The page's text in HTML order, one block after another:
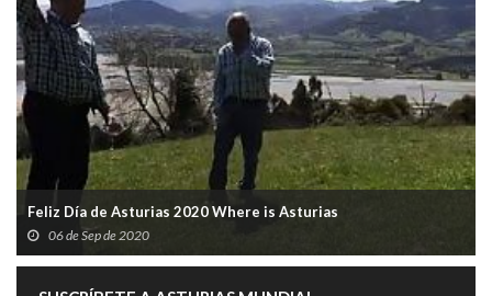
Feliz Día de Asturias 2020 Where is Asturias
06 de Sep de 2020